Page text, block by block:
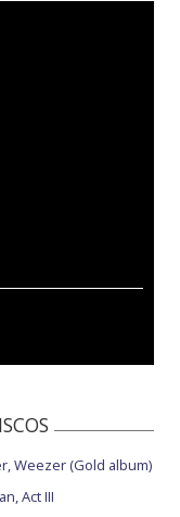
Weezer (Gold album)
Act III